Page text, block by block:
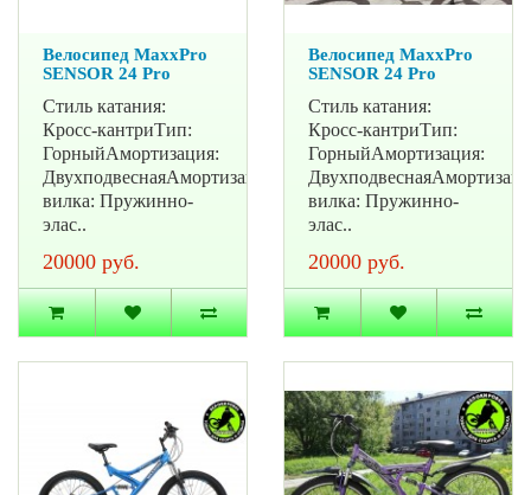
Велосипед MaxxPro
SENSOR 24 Pro
Стиль катания:
Кросс-кантриТип:
ГорныйАмортизация:
ДвухподвеснаяАмортизационная
вилка: Пружинно-
элас..
20000 руб.
Велосипед MaxxPro
SENSOR 24 Pro
Стиль катания:
Кросс-кантриТип:
ГорныйАмортизация:
вилка: Пружинно-
элас..
20000 руб.